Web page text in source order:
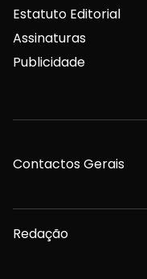
Estatuto Editorial
Assinaturas
Publicidade
Contactos Gerais
Redação